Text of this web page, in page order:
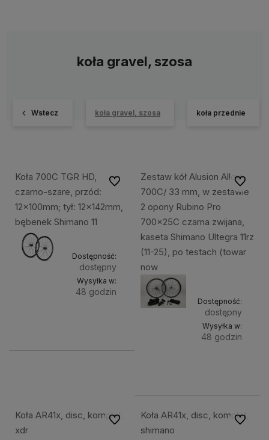
koła gravel, szosa
Wstecz koła gravel, szosa koła przednie
Koła 700C TGR HD,
czarno-szare, przód:
12x100mm; tył: 12x142mm,
bębenek Shimano 11
Dostępność:
dostępny
Wysyłka w:
48 godzin
Do ulubionychZestaw kół Alusion Alloy
700C/ 33 mm, w zestawie
2 opony Rubino Pro
700x25C czarna zwijana,
kaseta Shimano Ultegra 11rz
(11-25), po testach (towar
now
Dostępność:
dostępny
Wysyłka w:
48 godzin
Do
Koła AR41x, disc, komplet,
xdr
Do ulubionychKoła AR41x, disc, komplet,
shimano
Do